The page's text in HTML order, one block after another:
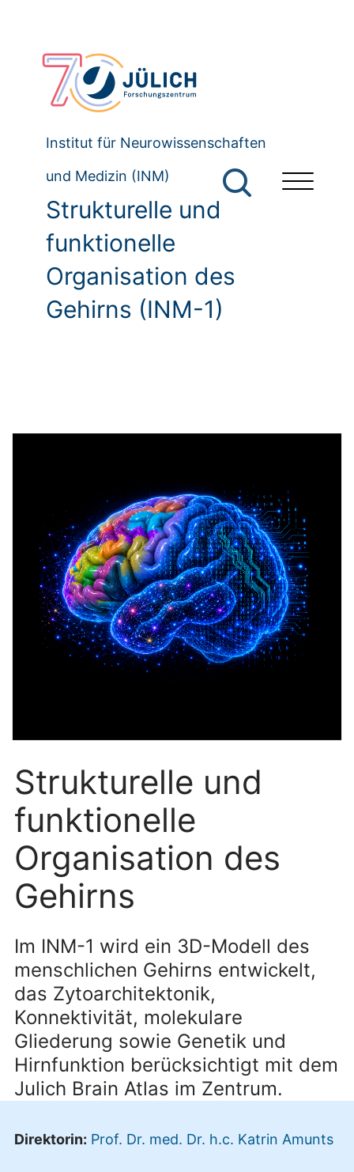
Institut für Neurowissenschaften
und Medizin (INM)
Strukturelle und
funktionelle
Organisation des
Gehirns (INM-1)
Strukturelle und
funktionelle
Organisation des
Gehirns
Im INM-1 wird ein 3D-Modell des
menschlichen Gehirns entwickelt,
das Zytoarchitektonik,
Konnektivität, molekulare
Gliederung sowie Genetik und
Hirnfunktion berücksichtigt mit dem
Julich Brain Atlas im Zentrum.
Direktorin: Prof. Dr. med. Dr. h.c. Katrin Amunts